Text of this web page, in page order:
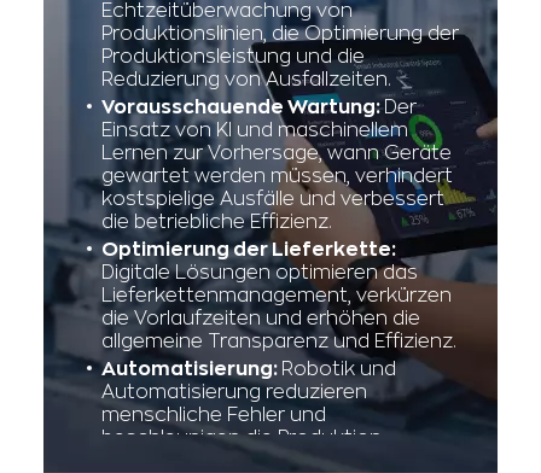
Echtzeitüberwachung von
Produktionslinien, die Optimierung der
Produktionsleistung und die
Reduzierung von Ausfallzeiten.
Vorausschauende Wartung:Der
Einsatz von KI und maschinellem
Lernen zur Vorhersage, wann Geräte
gewartet werden müssen, verhindert
kostspielige Ausfälle und verbessert
die betriebliche Effizienz.
Optimierung der Lieferkette:
Digitale Lösungen optimieren das
Lieferkettenmanagement, verkürzen
die Vorlaufzeiten und erhöhen die
allgemeine Transparenz und Effizienz.
Automatisierung: Robotik und
Automatisierung reduzieren
menschliche Fehler und
beschleunigen die Produktion,
wodurch eine höhere Genauigkeit